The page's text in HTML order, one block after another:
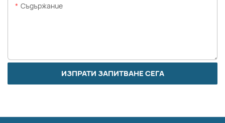
Съдържание
ИЗПРАТИ ЗАПИТВАНЕ СЕГА